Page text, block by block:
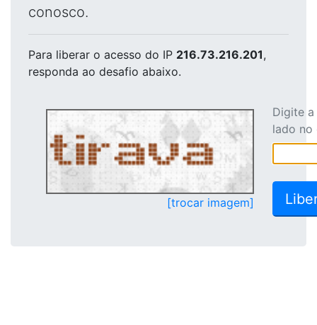
conosco.
Para liberar o acesso do IP 216.73.216.201,
responda ao desafio abaixo.
[trocar imagem]
Digite
lado no